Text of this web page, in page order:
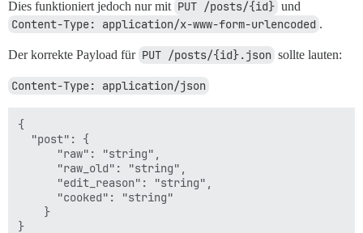
Dies funktioniert jedoch nur mit PUT /posts/{id} und
Content-Type: application/x-www-form-urlencoded .
Der korrekte Payload für PUT /posts/{id}.json sollte lauten:
Content-Type: application/json
{
  "post": {
      "raw": "string",
      "raw_old": "string",
      "edit_reason": "string",
      "cooked": "string"
    }